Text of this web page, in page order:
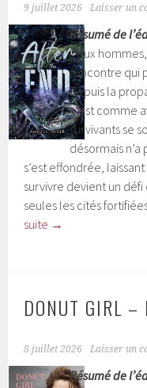
9 juillet 2026 Laisser un
Résumé de
Deux
rencontre qui
Depuis la
n’est comme
survivants se
désormais n’a
s’est effondrée,
survivre devient un
seules les cités
suite →
DONUT GIRL –
8 juillet 2026 Laisser un
Résumé de